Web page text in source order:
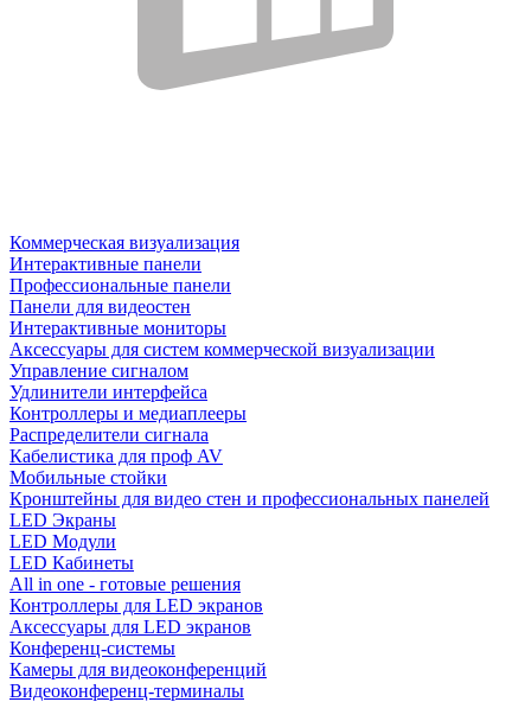
Коммерческая визуализация
Интерактивные панели
Профессиональные панели
Панели для видеостен
Интерактивные мониторы
Аксессуары для систем коммерческой визуализации
Управление сигналом
Удлинители интерфейса
Контроллеры и медиаплееры
Распределители сигнала
Кабелистика для проф AV
Мобильные стойки
Кронштейны для видео стен и профессиональных панелей
LED Экраны
LED Модули
LED Кабинеты
All in one - готовые решения
Контроллеры для LED экранов
Аксессуары для LED экранов
Конференц-системы
Камеры для видеоконференций
Видеоконференц-терминалы